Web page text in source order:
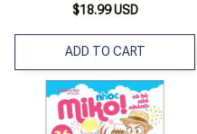
$18.99 USD
ADD TO CART